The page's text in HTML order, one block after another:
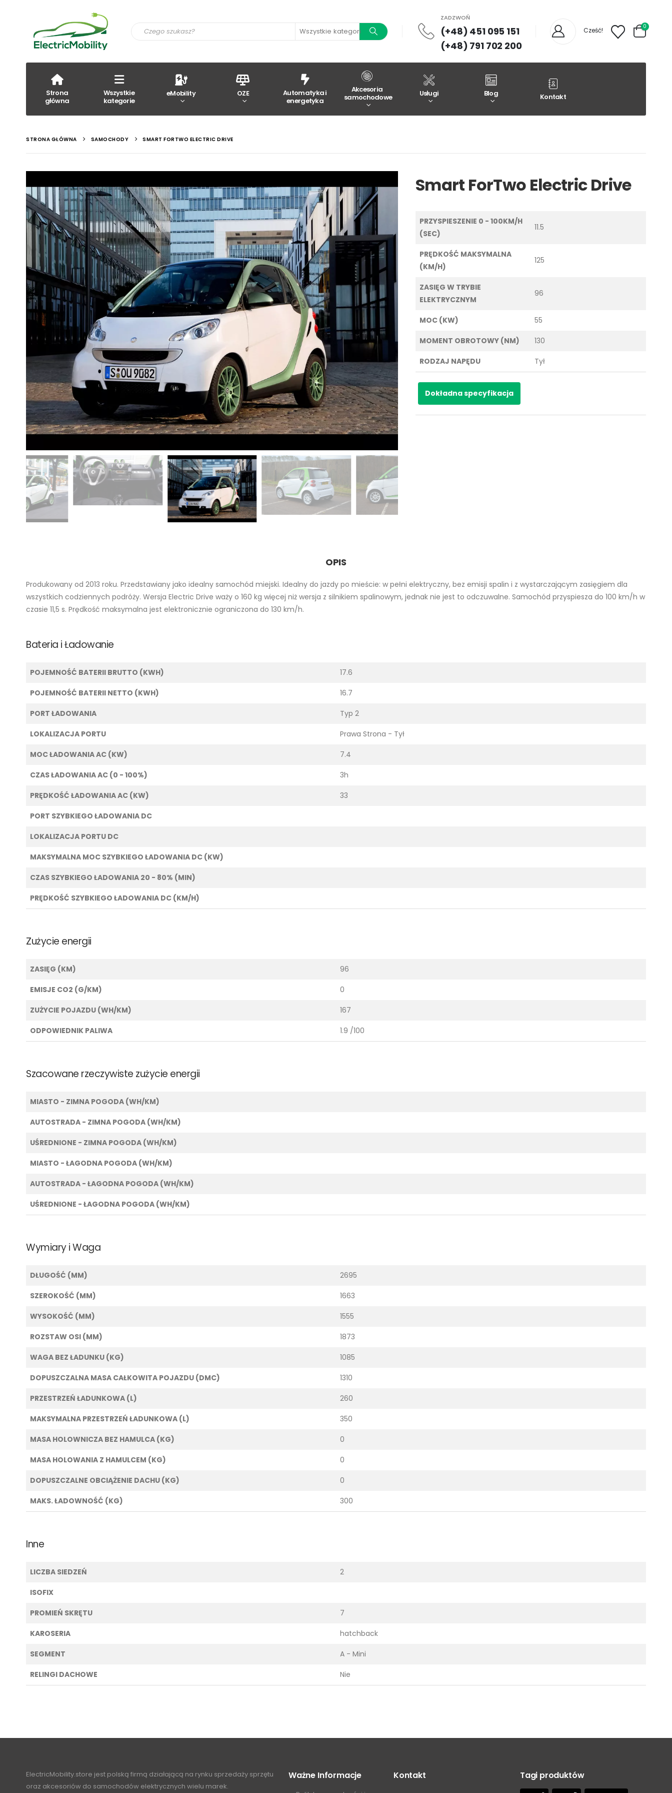
Wszystkie kategorie
ZADZWOŃ
(+48) 451 095 151
(+48) 791 702 200
Cześć! 0
Strona
główna
Wszystkie
kategorie
eMobility OZE
Automatyka i
energetyka
Akcesoria
samochodowe
Usługi Blog Kontakt
STRONA GŁÓWNA SAMOCHODY SMART FORTWO ELECTRIC DRIVE
Smart ForTwo Electric Drive
PRZYSPIESZENIE 0 - 100KM/H
(SEC)
11.5
PRĘDKOŚĆ MAKSYMALNA
(KM/H)
125
ZASIĘG W TRYBIE
ELEKTRYCZNYM
96
MOC (KW) 55
MOMENT OBROTOWY (NM) 130
RODZAJ NAPĘDU Tył
Dokładna specyfikacja
OPIS
Produkowany od 2013 roku. Przedstawiany jako idealny samochód miejski. Idealny do jazdy po mieście: w pełni elektryczny, bez emisji spalin i z wystarczającym zasięgiem dla
wszystkich codziennych podróży. Wersja Electric Drive waży o 160 kg więcej niż wersja z silnikiem spalinowym, jednak nie jest to odczuwalne. Samochód przyspiesza do 100 km/h w
czasie 11,5 s. Prędkość maksymalna jest elektronicznie ograniczona do 130 km/h.
Bateria i Ładowanie
POJEMNOŚĆ BATERII BRUTTO (KWH) 17.6
POJEMNOŚĆ BATERII NETTO (KWH) 16.7
PORT ŁADOWANIA Typ 2
LOKALIZACJA PORTU Prawa Strona - Tył
MOC ŁADOWANIA AC (KW) 7.4
CZAS ŁADOWANIA AC (0 - 100%) 3h
PRĘDKOŚĆ ŁADOWANIA AC (KW) 33
PORT SZYBKIEGO ŁADOWANIA DC
LOKALIZACJA PORTU DC
MAKSYMALNA MOC SZYBKIEGO ŁADOWANIA DC (KW)
CZAS SZYBKIEGO ŁADOWANIA 20 - 80% (MIN)
PRĘDKOŚĆ SZYBKIEGO ŁADOWANIA DC (KM/H)
Zużycie energii
ZASIĘG (KM) 96
EMISJE CO2 (G/KM) 0
ZUŻYCIE POJAZDU (WH/KM) 167
ODPOWIEDNIK PALIWA 1.9 /100
Szacowane rzeczywiste zużycie energii
MIASTO - ZIMNA POGODA (WH/KM)
AUTOSTRADA - ZIMNA POGODA (WH/KM)
UŚREDNIONE - ZIMNA POGODA (WH/KM)
MIASTO - ŁAGODNA POGODA (WH/KM)
AUTOSTRADA - ŁAGODNA POGODA (WH/KM)
UŚREDNIONE - ŁAGODNA POGODA (WH/KM)
Wymiary i Waga
DŁUGOŚĆ (MM) 2695
SZEROKOŚĆ (MM) 1663
WYSOKOŚĆ (MM) 1555
ROZSTAW OSI (MM) 1873
WAGA BEZ ŁADUNKU (KG) 1085
DOPUSZCZALNA MASA CAŁKOWITA POJAZDU (DMC) 1310
PRZESTRZEŃ ŁADUNKOWA (L) 260
MAKSYMALNA PRZESTRZEŃ ŁADUNKOWA (L) 350
MASA HOLOWNICZA BEZ HAMULCA (KG) 0
MASA HOLOWANIA Z HAMULCEM (KG) 0
DOPUSZCZALNE OBCIĄŻENIE DACHU (KG) 0
MAKS. ŁADOWNOŚĆ (KG) 300
Inne
LICZBA SIEDZEŃ 2
ISOFIX
PROMIEŃ SKRĘTU 7
KAROSERIA hatchback
SEGMENT A - Mini
RELINGI DACHOWE Nie
ElectricMobility.store jest polską firmą działającą na rynku sprzedaży sprzętu
oraz akcesoriów do samochodów elektrycznych wielu marek.
Ważne Informacje Kontakt Tagi produktów